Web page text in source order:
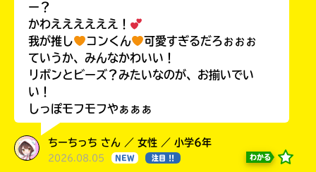
ー？
かわええええええ！
我が推し
コンくん
可愛すぎるだろぉぉぉ
ていうか、みんなかわいい！
リボンとビーズ？みたいなのが、お揃いでい
い！
しっぽモフモフやぁぁぁ
ちーちっち さん ／ 女性 ／ 小学6年
2026.08.05 NEW 注目 !! わかる